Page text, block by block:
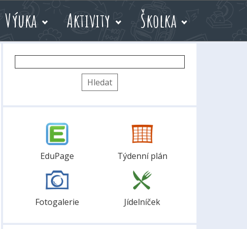
Výuka Aktivity Školka
EduPage Týdenní plán
Fotogalerie Jídelníček